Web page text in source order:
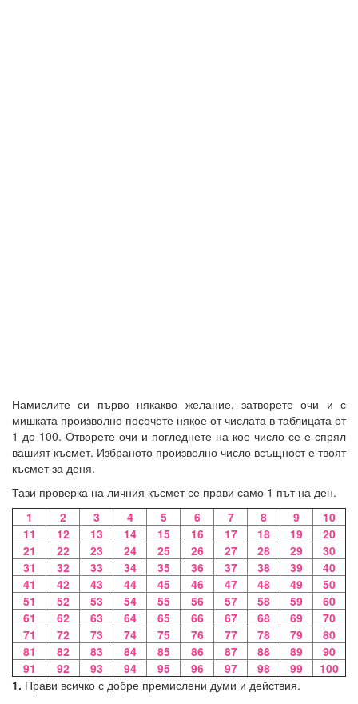
Намислите си първо някакво желание, затворете очи и с
мишката произволно посочете някое от числата в таблицата от
1 до 100. Отворете очи и погледнете на кое число се е спрял
вашият късмет. Избраното произволно число всъщност е твоят
късмет за деня.
Тази проверка на личния късмет се прави само 1 път на ден.
1
2 3 4 5 6 7 8 9
10
11
12 13 14 15 16 17 18 19
20
21
22 23 24 25 26 27 28 29
30
31
32 33 34 35 36 37 38 39
40
41
42 43 44 45 46 47 48 49
50
51
52 53 54 55 56 57 58 59
60
61
62 63 64 65 66 67 68 69
70
71
72 73 74 75 76 77 78 79
80
81
82 83 84 85 86 87 88 89
90
91
92 93 94 95 96 97 98 99
100
1. Прави всичко с добре премислени думи и действия.